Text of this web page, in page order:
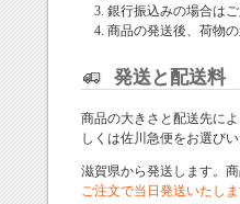
銀行振込みの場合は
商品の発送後、荷物
発送と配送料
商品の大きさと配送先に
しくは佐川急便をお選びい
滋賀県から発送します。
ご注文で当日発送いたし